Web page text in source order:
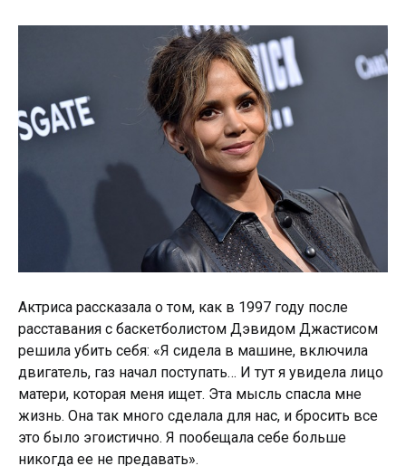
Актриса рассказала о том, как в 1997 году после
расставания с баскетболистом Дэвидом Джастисом
решила убить себя: «Я сидела в машине, включила
двигатель, газ начал поступать… И тут я увидела лицо
матери, которая меня ищет. Эта мысль спасла мне
жизнь. Она так много сделала для нас, и бросить все
это было эгоистично. Я пообещала себе больше
никогда ее не предавать».